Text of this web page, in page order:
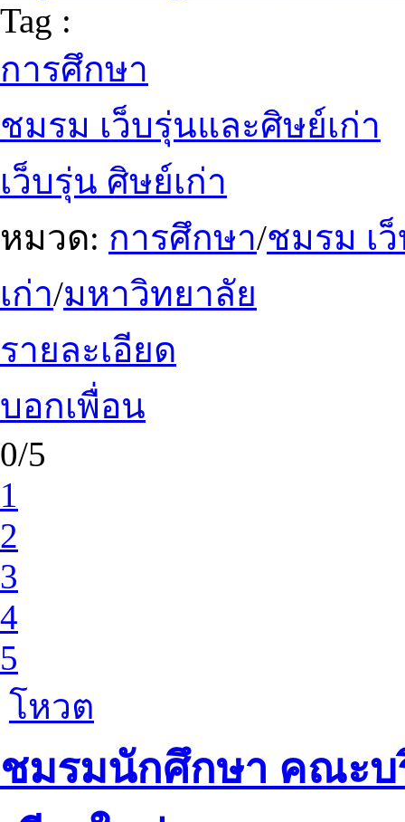
Tag :
การศึกษา
ชมรม เว็บรุ่นและศิษย์เก่า
เว็บรุ่น ศิษย์เก่า
หมวด: การศึกษา/ชมรม เ
เก่า/มหาวิทยาลัย
รายละเอียด
บอกเพื่อน
0/5
1
2
3
4
5
โหวต
ชมรมนักศึกษา คณะบ